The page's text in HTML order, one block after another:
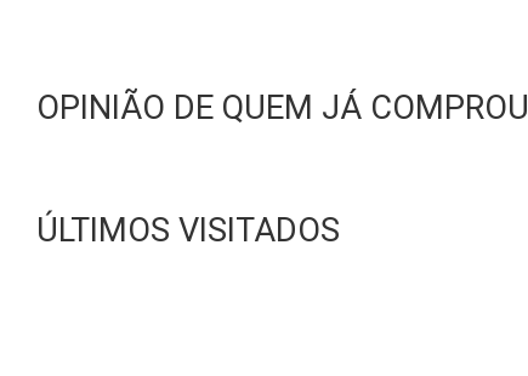
OPINIÃO DE QUEM JÁ COMPROU
ÚLTIMOS VISITADOS